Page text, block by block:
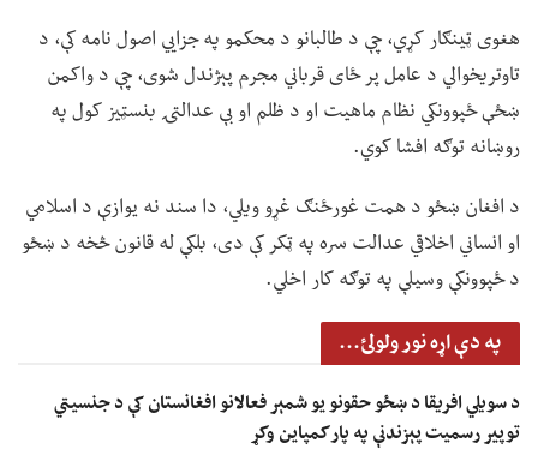
هغوی ټینګار کړي، چې د طالبانو د محکمو په جزايي اصول نامه کې، د
تاوتریخوالي د عامل پر ځای قرباني مجرم پېژندل شوی، چې د واکمن
ښځې ځپوونکي نظام ماهیت او د ظلم او بې عدالتۍ بنسټیز کول په
روښانه توګه افشا کوي.
د افغان ښځو د همت غورځنګ غړو ویلي، دا سند نه یوازې د اسلامي
او انساني اخلاقي عدالت سره په ټکر کې دی، بلکې له قانون څخه د ښځو
د ځپوونکې وسیلې په توګه کار اخلي.
په دې اړه نور ولولئ...
د سویلي افریقا د ښځو حقونو یو شمېر فعالانو افغانستان کې د جنسیتي
توپیر رسمیت پېزندنې په پار کمپاین وکړ